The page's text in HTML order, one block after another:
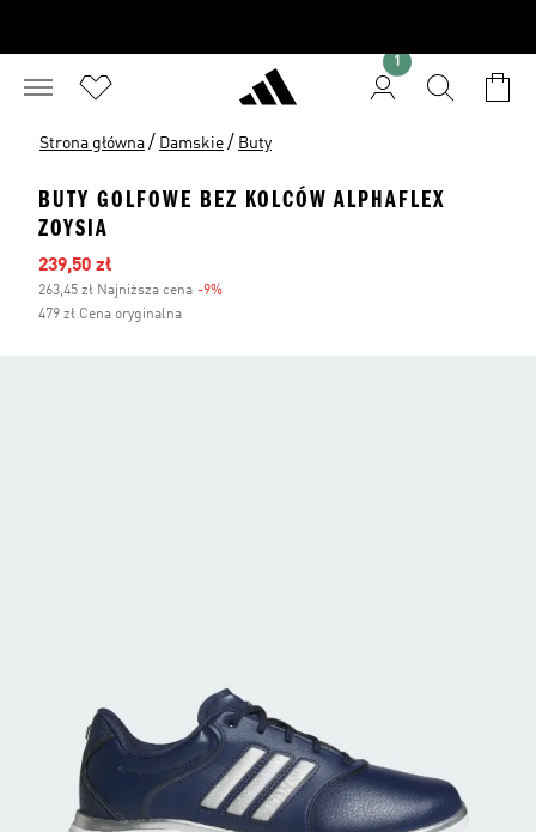
1
Strona główna / Damskie / Buty
BUTY GOLFOWE BEZ KOLCÓW ALPHAFLEX
ZOYSIA
Ceny na wyprzedaży
239,50 zł
263,45 zł Najniższa cena -9%
479 zł Cena oryginalna